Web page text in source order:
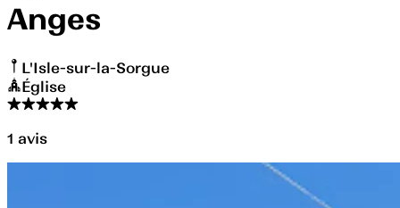
Anges
L'Isle-sur-la-Sorgue
Église
1 avis